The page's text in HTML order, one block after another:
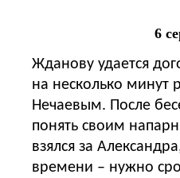
6
Жданову удается
на несколько минут
Нечаевым. После
понять своим
взялся за
времени – нужно